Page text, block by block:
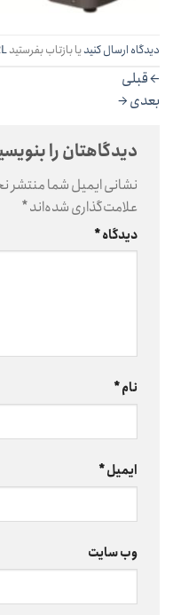
دیدگاه ارسال کنیدیا بازتاب بفرستید
←قبلی
بعدی→
دیدگاهتان را
نشانی ایمیل شما منتشر
علامت‌گذاری شده‌اند*
دیدگاه*
نام*
ایمیل*
وب‌ سایت